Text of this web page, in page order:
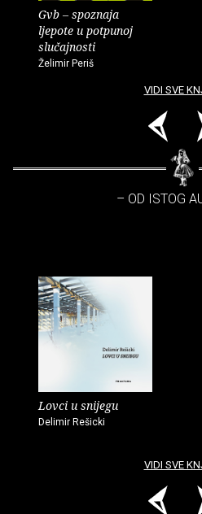
Gvb – spoznaja
ljepote u potpunoj
slučajnosti
Želimir Periš
VIDI SVE
– OD ISTOG
Lovci u snijegu
Delimir Rešicki
VIDI SVE